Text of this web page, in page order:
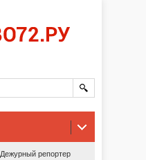
Дежурный репортер